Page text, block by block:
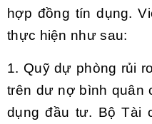
hợp đồng tín dụng.
thực hiện như sau:
1. Quỹ dự phòng rủi
trên dư nợ bình quân
dụng đầu tư. Bộ Tài